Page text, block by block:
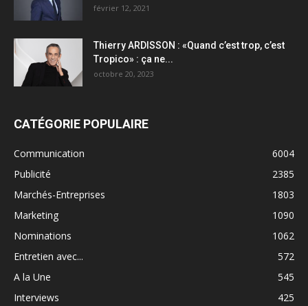
février 12, 2021
Thierry ARDISSON : «Quand c’est trop, c’est
Tropico» : ça ne...
octobre 20, 2023
CATÉGORIE POPULAIRE
Communication
6004
Publicité
2385
Marchés-Entreprises
1803
Marketing
1090
Nominations
1062
Entretien avec...
572
A la Une
545
Interviews
425